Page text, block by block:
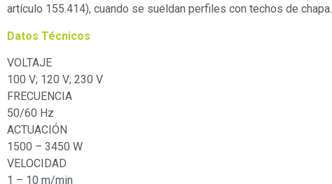
artículo 155.414), cuando se sueldan perfiles con techos de chapa.
Datos Técnicos
VOLTAJE
100 V; 120 V; 230 V
FRECUENCIA
50/60 Hz
ACTUACIÓN
1500 – 3450 W
VELOCIDAD
1 – 10 m/min